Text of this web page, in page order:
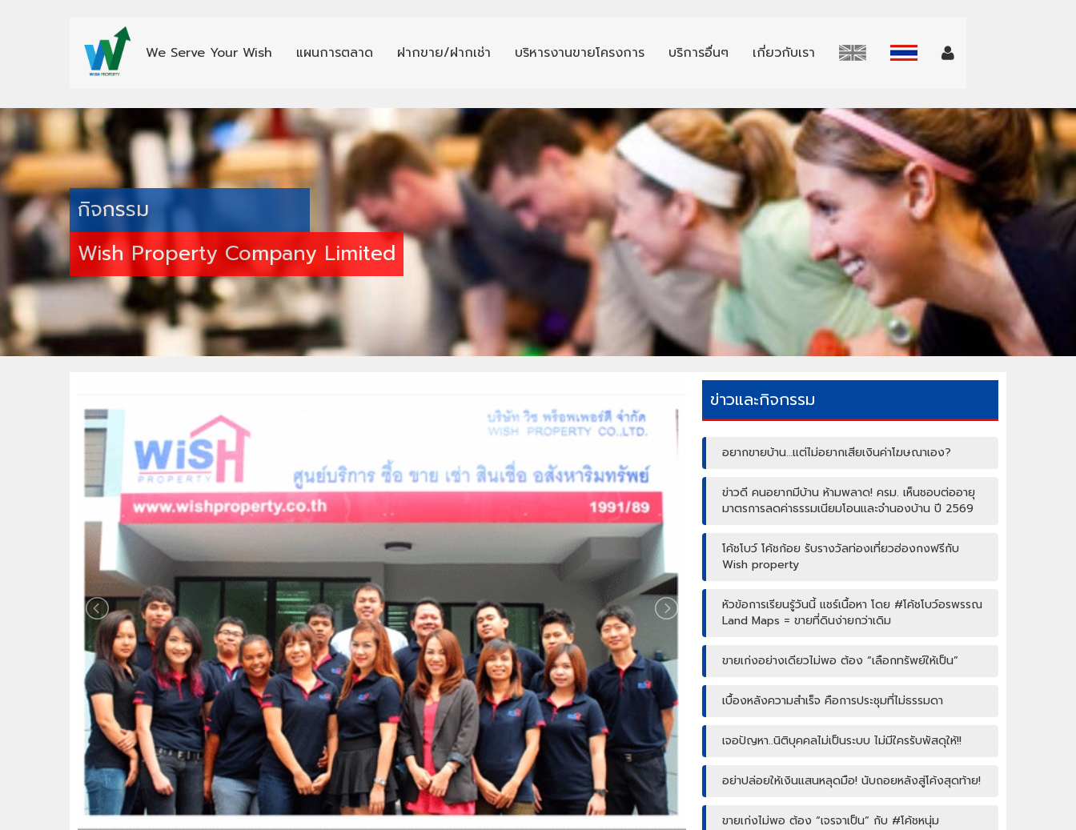
We Serve Your Wish แผนการตลาด ฝากขาย/ฝากเช่า บริหารงานขายโครงการ บริการอื่นๆ เกี่ยวกับเรา
กิจกรรม
Wish Property Company Limited
ข่าวและกิจกรรม
อยากขายบ้าน…แต่ไม่อยากเสียเงินค่าโฆษณาเอง?
ข่าวดี คนอยากมีบ้าน ห้ามพลาด! ครม. เห็นชอบต่ออายุ
มาตรการลดค่าธรรมเนียมโอนและจำนองบ้าน ปี 2569
โค้ชโบว์ โค้ชก้อย รับรางวัลท่องเที่ยวฮ่องกงฟรีกับ
Wish property
หัวข้อการเรียนรู้วันนี้ แชร์เนื้อหา โดย #โค้ชโบว์อรพรรณ
Land Maps = ขายที่ดินง่ายกว่าเดิม
ขายเก่งอย่างเดียวไม่พอ ต้อง “เลือกทรัพย์ให้เป็น”
เบื้องหลังความสำเร็จ คือการประชุมที่ไม่ธรรมดา
เจอปัญหา..นิติบุคคลไม่เป็นระบบ ไม่มีใครรับพัสดุให้!!
อย่าปล่อยให้เงินแสนหลุดมือ! นับถอยหลังสู่โค้งสุดท้าย!
ขายเก่งไม่พอ ต้อง “เจรจาเป็น” กับ #โค้ชหนุ่ม